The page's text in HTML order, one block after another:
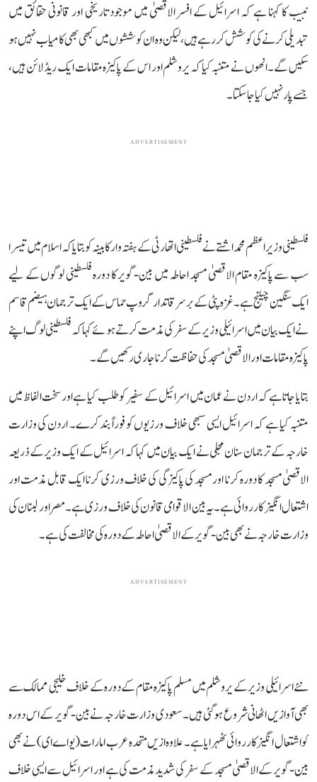
نبیب کا کہنا ہے کہ اسرائیل کے افسر الاقصیٰ میں موجود تاریخی اور قانونی حقائق میں
تبدیلی کرنے کی کوشش کر رہے ہیں، لیکن وہ ان کوششوں میں کبھی بھی کامیاب نہیں ہو
سکیں گے۔ انھوں نے متنبہ کیا کہ یروشلم اور اس کے پاکیزہ مقامات ایک ریڈ لائن ہیں،
جسے پار نہیں کیا جا سکتا۔
ADVERTISEMENT
فلسطینی وزیر اعظم محمد اشتے نے فلسطینی اتھارٹی کے ہفتہ وار کابینہ کو بتایا کہ اسلام میں تیسرا
سب سے پاکیزہ مقام الاقصیٰ مسجد احاطہ میں بین-گویر کا دورہ فلسطینی لوگوں کے لیے
ایک سنگین چیلنج ہے۔ غزہ پٹی کے برسرقاتدار گروپ حماس کے ایک ترجمان ہیضم قاسم
نے ایک بیان میں اسرائیلی وزیر کے سفر کی مذمت کرتے ہوئے کہا کہ فلسطینی لوگ اپنے
پاکیزہ مقامات اور الاقصیٰ مسجد کی حفاظت کرنا جاری رکھیں گے۔
بتایا جاتا ہے کہ اردن نے عمان میں اسرائیل کے سفیر کو طلب کیا ہے اور سخت الفاظ میں
متنبہ کیا ہے کہ اسرائیل ایسی سبھی خلاف ورزیوں کو فوراً بند کرے۔ اردن کی وزارت
خارجہ کے ترجمان سنان مجلی نے ایک بیان میں کہا کہ اسرائیل کے ایک وزیر کے ذریعہ
الاقصیٰ مسجد کا دورہ کرنا اور مسجد کی پاکیزگی کی خلاف ورزی کرنا ایک قابل مذمت اور
اشتعال انگیز کارروائی ہے۔ یہ بین الاقوامی قانون کی خلاف ورزی ہے۔ مصر اور لبنان کی
وزارت خارجہ نے بھی بین-گویر کے الاقصیٰ احاطہ کے دورہ کی مخالفت کی ہے۔
ADVERTISEMENT
نئے اسرائیلی وزیر کے یروشلم میں مسلم پاکیزہ مقام کے دورہ کے خلاف خلیجی ممالک سے
بھی آوازیں اٹھانی شروع ہو گئی ہیں۔ سعودی وزارت خارجہ نے بین-گویر کے اس دورہ
کو اشتعال انگیز کارروائی ٹھہرایا ہے۔ علاوہ ازیں متحدہ عرب امارات (یو اے ای) نے بھی
بین-گویر کے الاقصیٰ مسجد کے سفر کی شدید مذمت کی ہے اور اسرائیل سے ایسی خلاف